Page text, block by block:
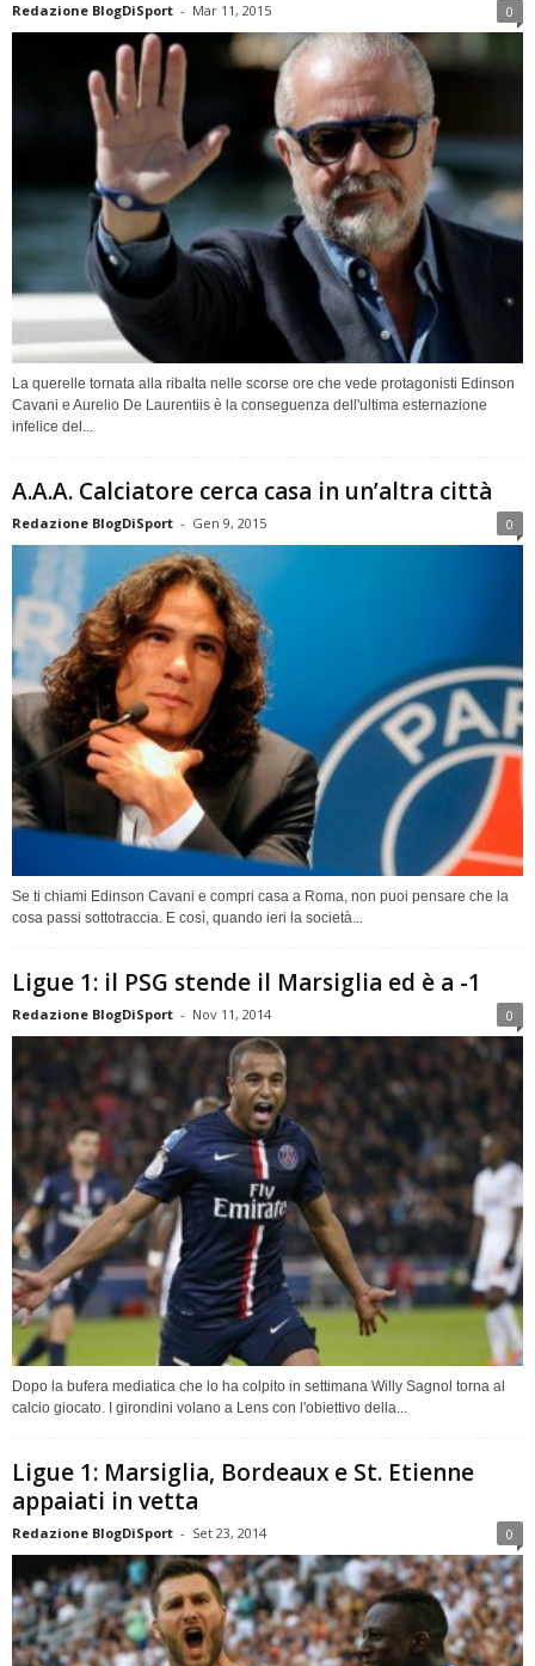
Redazione BlogDiSport - Mar 11, 2015 0
La querelle tornata alla ribalta nelle scorse ore che vede protagonisti Edinson
Cavani e Aurelio De Laurentiis è la conseguenza dell'ultima esternazione
infelice del...
A.A.A. Calciatore cerca casa in un’altra città
Redazione BlogDiSport - Gen 9, 2015 0
Se ti chiami Edinson Cavani e compri casa a Roma, non puoi pensare che la
cosa passi sottotraccia. E così, quando ieri la società...
Ligue 1: il PSG stende il Marsiglia ed è a -1
Redazione BlogDiSport - Nov 11, 2014 0
Dopo la bufera mediatica che lo ha colpito in settimana Willy Sagnol torna al
calcio giocato. I girondini volano a Lens con l'obiettivo della...
Ligue 1: Marsiglia, Bordeaux e St. Etienne
appaiati in vetta
Redazione BlogDiSport - Set 23, 2014 0